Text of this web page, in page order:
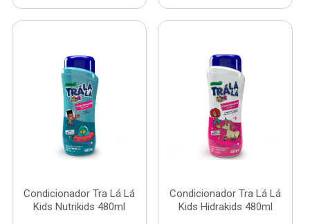
Condicionador Tra Lá Lá
Kids Nutrikids 480ml
Condicionador Tra Lá Lá
Kids Hidrakids 480ml